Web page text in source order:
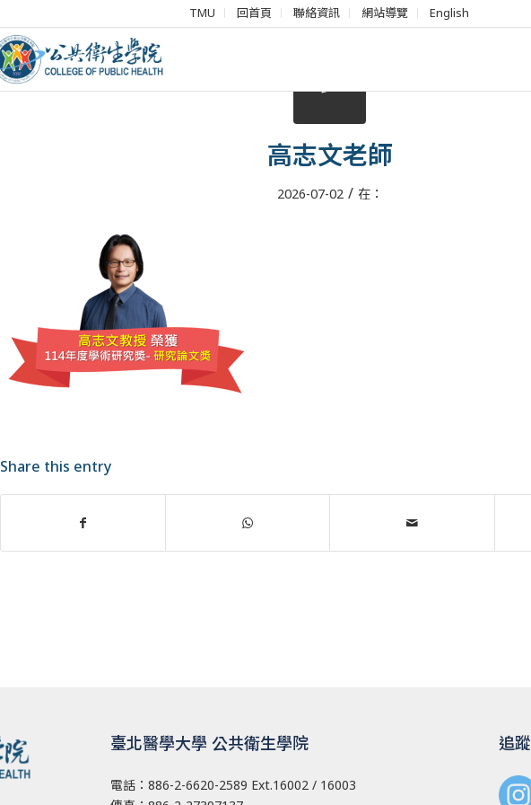
TMU 回首頁 聯絡資訊 網站導覽 English
高志文老師
2026-07-02 / 在：
Share this entry
臺北醫學大學 公共衛生學院
電話： 886-2-6620-2589 Ext.16002 / 16003
追